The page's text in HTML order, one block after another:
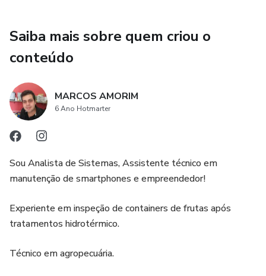
Saiba mais sobre quem criou o
conteúdo
MARCOS AMORIM
6 Ano Hotmarter
Sou Analista de Sistemas, Assistente técnico em
manutenção de smartphones e empreendedor!
Experiente em inspeção de containers de frutas após
tratamentos hidrotérmico.
Técnico em agropecuária.